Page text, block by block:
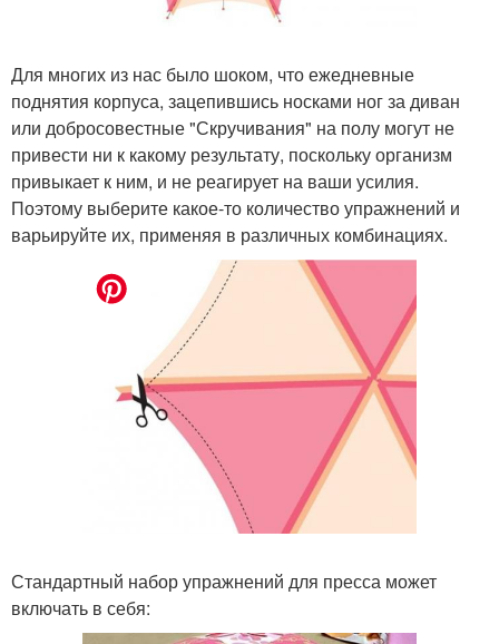
Для многих из нас было шоком, что ежедневные
поднятия корпуса, зацепившись носками ног за диван
или добросовестные "Скручивания" на полу могут не
привести ни к какому результату, поскольку организм
привыкает к ним, и не реагирует на ваши усилия.
Поэтому выберите какое-то количество упражнений и
варьируйте их, применяя в различных комбинациях.
Стандартный набор упражнений для пресса может
включать в себя: